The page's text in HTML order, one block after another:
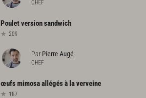
CHEF
Pouletversionsandwich
209
Par Pierre Augé
CHEF
œufsmimosaallégésà laverveine
187